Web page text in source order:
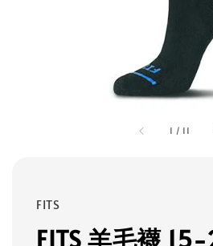
1 / 11
FITS
FITS 羊毛襪